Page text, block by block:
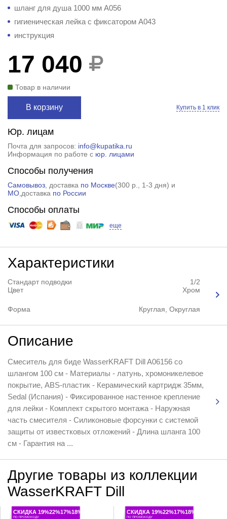
шланг для душа 1000 мм А056
гигиеническая лейка с фиксатором A043
инструкция
17 040
Товар в наличии
В корзину Купить в 1 клик
Юр. лицам
Почта для запросов: info@kupatika.ru
Информация по работе с юр. лицами
Способы получения
Самовывоз, доставка по Москве(300 р.
, 1-3 дня) и
МО,доставка по России
Способы оплаты
еще
Характеристики
Стандарт подводки
1/2
Цвет
Хром
Форма Круглая, Округлая
Описание
Смеситель для биде WasserKRAFT Dill A06156 со
шлангом 100 см - Материалы - латунь, хромоникелевое
покрытие, ABS-пластик - Керамический картридж 35мм,
Sedal (Испания) - Фиксированное настенное крепление
для лейки - Комплект скрытого монтажа - Наружная
часть смесителя - Силиконовые форсунки с системой
защиты от известковых отложений - Длина шланга 100
см - Гарантия на ...
Другие товары из коллекции
WasserKRAFT Dill
СКИДКА 19%22%17%18%
ПО ПРОМОКОДУ
СКИДКА 19%22%17%18%
ПО ПРОМОКОДУ